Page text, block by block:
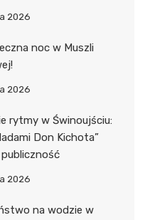
2026
noc w Muszli
2026
rytmy w Świnoujściu:
Don Kichota”
publiczność
2026
na wodzie w